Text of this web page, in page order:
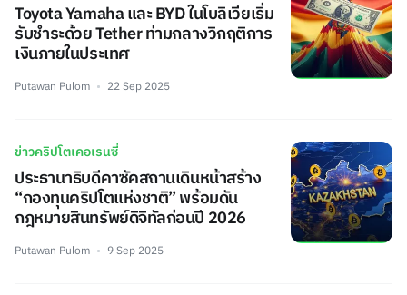
Toyota Yamaha และ BYD ในโบลิเวียเริ่ม
รับชำระด้วย Tether ท่ามกลางวิกฤติการ
เงินภายในประเทศ
Putawan Pulom 22 Sep 2025
ข่าวคริปโตเคอเรนซี่
ประธานาธิบดีคาซัคสถานเดินหน้าสร้าง
“กองทุนคริปโตแห่งชาติ” พร้อมดัน
กฎหมายสินทรัพย์ดิจิทัลก่อนปี 2026
Putawan Pulom 9 Sep 2025